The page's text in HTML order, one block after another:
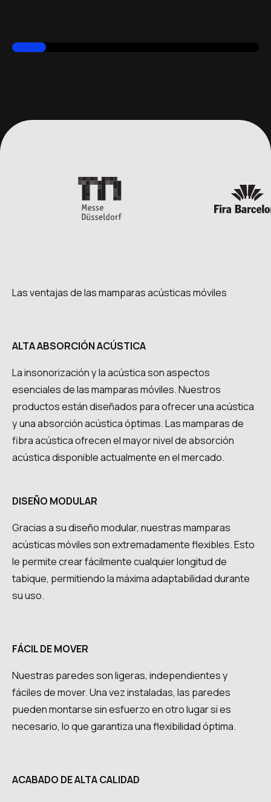
Las ventajas de las mamparas acústicas móviles
ALTA ABSORCIÓN ACÚSTICA
La insonorización y la acústica son aspectos
esenciales de las mamparas móviles. Nuestros
productos están diseñados para ofrecer una acústica
y una absorción acústica óptimas. Las mamparas de
fibra acústica ofrecen el mayor nivel de absorción
acústica disponible actualmente en el mercado.
DISEÑO MODULAR
Gracias a su diseño modular, nuestras mamparas
acústicas móviles son extremadamente flexibles. Esto
le permite crear fácilmente cualquier longitud de
tabique, permitiendo la máxima adaptabilidad durante
su uso.
FÁCIL DE MOVER
Nuestras paredes son ligeras, independientes y
fáciles de mover. Una vez instaladas, las paredes
pueden montarse sin esfuerzo en otro lugar si es
necesario, lo que garantiza una flexibilidad óptima.
ACABADO DE ALTA CALIDAD